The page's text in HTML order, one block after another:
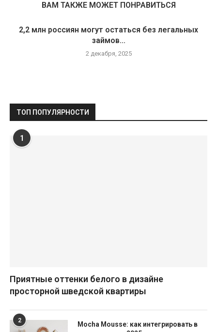
ВАМ ТАКЖЕ МОЖЕТ ПОНРАВИТЬСЯ
2,2 млн россиян могут остаться без легальных
займов...
2 декабря, 2025
ТОП ПОПУЛЯРНОСТИ
1
Приятные оттенки белого в дизайне
просторной шведской квартиры
2
Mocha Mousse: как интегрировать в